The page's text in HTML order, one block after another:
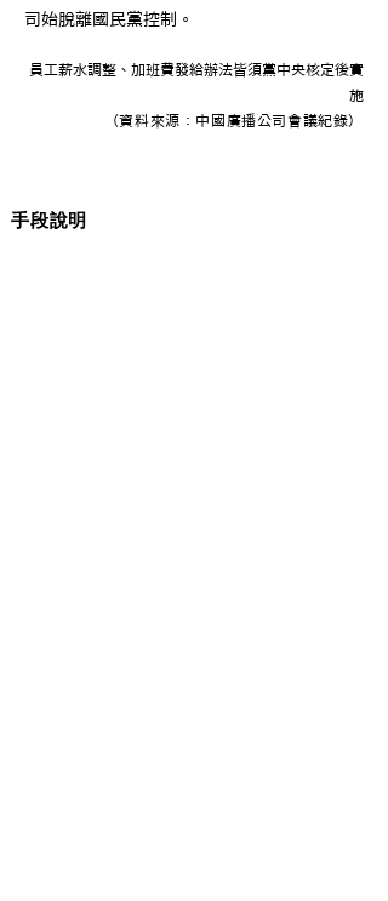
司始脫離國民黨控制。
員工薪水調整、加班費發給辦法皆須黨中央核定後實
施
（​資料來源：中國廣播公司會議紀錄）
手段說明